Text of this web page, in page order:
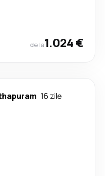
de la1.024 €
16 zile